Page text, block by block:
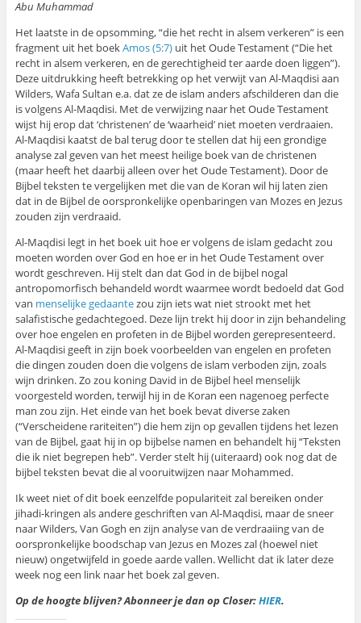
Abu Muhammad
Het laatste in de opsomming, “die het recht in alsem verkeren” is een
fragment uit het boekAmos (5:7)uit het Oude Testament (“Die het
recht in alsem verkeren, en de gerechtigheid ter aarde doen liggen”).
Deze uitdrukking heeft betrekking op het verwijt van Al-Maqdisi aan
Wilders, Wafa Sultan e.a. dat ze de islam anders afschilderen dan die
is volgens Al-Maqdisi. Met de verwijzing naar het Oude Testament
wijst hij erop dat ‘christenen’ de ‘waarheid’ niet moeten verdraaien.
Al-Maqdisi kaatst de bal terug door te stellen dat hij een grondige
analyse zal geven van het meest heilige boek van de christenen
(maar heeft het daarbij alleen over het Oude Testament). Door de
Bijbel teksten te vergelijken met die van de Koran wil hij laten zien
dat in de Bijbel de oorspronkelijke openbaringen van Mozes en Jezus
zouden zijn verdraaid.
Al-Maqdisi legt in het boek uit hoe er volgens de islam gedacht zou
moeten worden over God en hoe er in het Oude Testament over
wordt geschreven. Hij stelt dan dat God in de bijbel nogal
antropomorfisch behandeld wordt waarmee wordt bedoeld dat God
van menselijke gedaantezou zijn iets wat niet strookt met het
salafistische gedachtegoed. Deze lijn trekt hij door in zijn behandeling
over hoe engelen en profeten in de Bijbel worden gerepresenteerd.
Al-Maqdisi geeft in zijn boek voorbeelden van engelen en profeten
die dingen zouden doen die volgens de islam verboden zijn, zoals
wijn drinken. Zo zou koning David in de Bijbel heel menselijk
voorgesteld worden, terwijl hij in de Koran een nagenoeg perfecte
man zou zijn. Het einde van het boek bevat diverse zaken
(“Verscheidene rariteiten”) die hem zijn op gevallen tijdens het lezen
van de Bijbel, gaat hij in op bijbelse namen en behandelt hij “Teksten
die ik niet begrepen heb”. Verder stelt hij (uiteraard) ook nog dat de
bijbel teksten bevat die al vooruitwijzen naar Mohammed.
Ik weet niet of dit boek eenzelfde populariteit zal bereiken onder
jihadi-kringen als andere geschriften van Al-Maqdisi, maar de sneer
naar Wilders, Van Gogh en zijn analyse van de verdraaiing van de
oorspronkelijke boodschap van Jezus en Mozes zal (hoewel niet
nieuw) ongetwijfeld in goede aarde vallen. Wellicht dat ik later deze
week nog een link naar het boek zal geven.
Op de hoogte blijven? Abonneer je dan op Closer:HIER.